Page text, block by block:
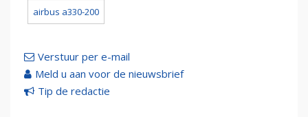
airbus a330-200
Verstuur per e-mail
Meld u aan voor de nieuwsbrief
Tip de redactie